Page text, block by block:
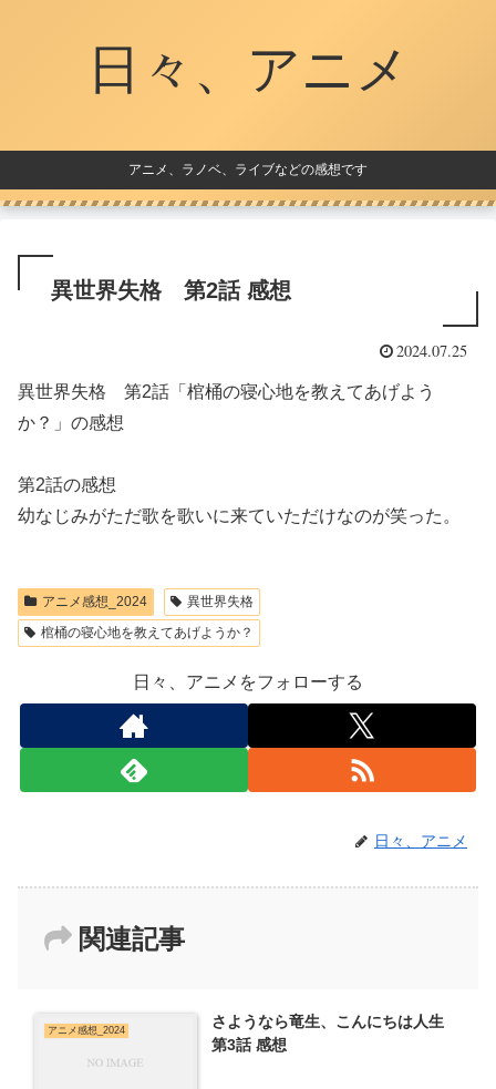
日々、アニメ
アニメ、ラノベ、ライブなどの感想です
異世界失格 第2話 感想
2024.07.25
異世界失格 第2話「棺桶の寝心地を教えてあげよう
か？」の感想
第2話の感想
幼なじみがただ歌を歌いに来ていただけなのが笑った。
アニメ感想_2024
異世界失格
棺桶の寝心地を教えてあげようか？
日々、アニメをフォローする
日々、アニメ
関連記事
アニメ感想_2024
さようなら竜生、こんにちは人生
第3話 感想